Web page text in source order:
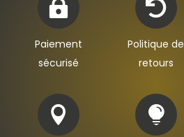

Paiement
sécurisé

Politique de
retours
 